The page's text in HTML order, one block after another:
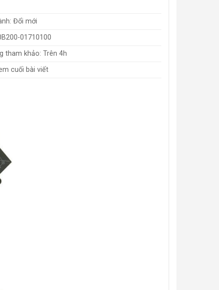
Đổi mới
01710100
tham khảo: Trên 4h
cuối bài viết